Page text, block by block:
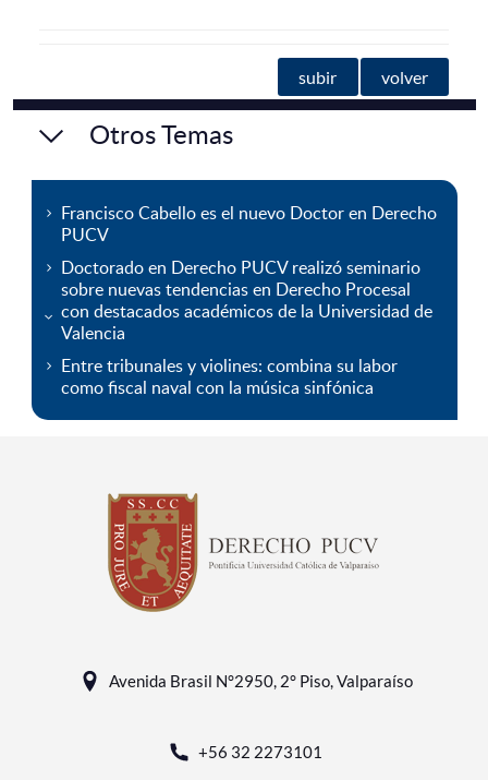
subir volver
Otros Temas
Francisco Cabello es el nuevo Doctor en Derecho
PUCV
Doctorado en Derecho PUCV realizó seminario
sobre nuevas tendencias en Derecho Procesal
con destacados académicos de la Universidad de
Valencia
Entre tribunales y violines: combina su labor
como fiscal naval con la música sinfónica
Avenida Brasil N°2950, 2° Piso, Valparaíso
+56 32 2273101